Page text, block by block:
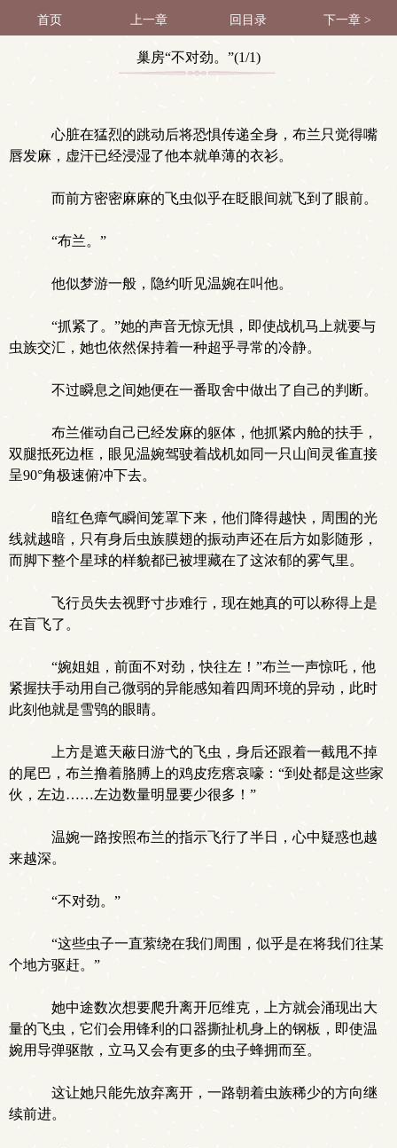
首页 上一章 回目录 下一章 >
巢房“不对劲。”(1/1)
心脏在猛烈的跳动后将恐惧传递全身，布兰只觉得嘴
唇发麻，虚汗已经浸湿了他本就单薄的衣衫。
而前方密密麻麻的飞虫似乎在眨眼间就飞到了眼前。
“布兰。”
他似梦游一般，隐约听见温婉在叫他。
“抓紧了。”她的声音无惊无惧，即使战机马上就要与
虫族交汇，她也依然保持着一种超乎寻常的冷静。
不过瞬息之间她便在一番取舍中做出了自己的判断。
布兰催动自己已经发麻的躯体，他抓紧内舱的扶手，
双腿抵死边框，眼见温婉驾驶着战机如同一只山间灵雀直接
呈90°角极速俯冲下去。
暗红色瘴气瞬间笼罩下来，他们降得越快，周围的光
线就越暗，只有身后虫族膜翅的振动声还在后方如影随形，
而脚下整个星球的样貌都已被埋藏在了这浓郁的雾气里。
飞行员失去视野寸步难行，现在她真的可以称得上是
在盲飞了。
“婉姐姐，前面不对劲，快往左！”布兰一声惊吒，他
紧握扶手动用自己微弱的异能感知着四周环境的异动，此时
此刻他就是雪鸮的眼睛。
上方是遮天蔽日游弋的飞虫，身后还跟着一截甩不掉
的尾巴，布兰撸着胳膊上的鸡皮疙瘩哀嚎：“到处都是这些家
伙，左边……左边数量明显要少很多！”
温婉一路按照布兰的指示飞行了半日，心中疑惑也越
来越深。
“不对劲。”
“这些虫子一直萦绕在我们周围，似乎是在将我们往某
个地方驱赶。”
她中途数次想要爬升离开厄维克，上方就会涌现出大
量的飞虫，它们会用锋利的口器撕扯机身上的钢板，即使温
婉用导弹驱散，立马又会有更多的虫子蜂拥而至。
这让她只能先放弃离开，一路朝着虫族稀少的方向继
续前进。